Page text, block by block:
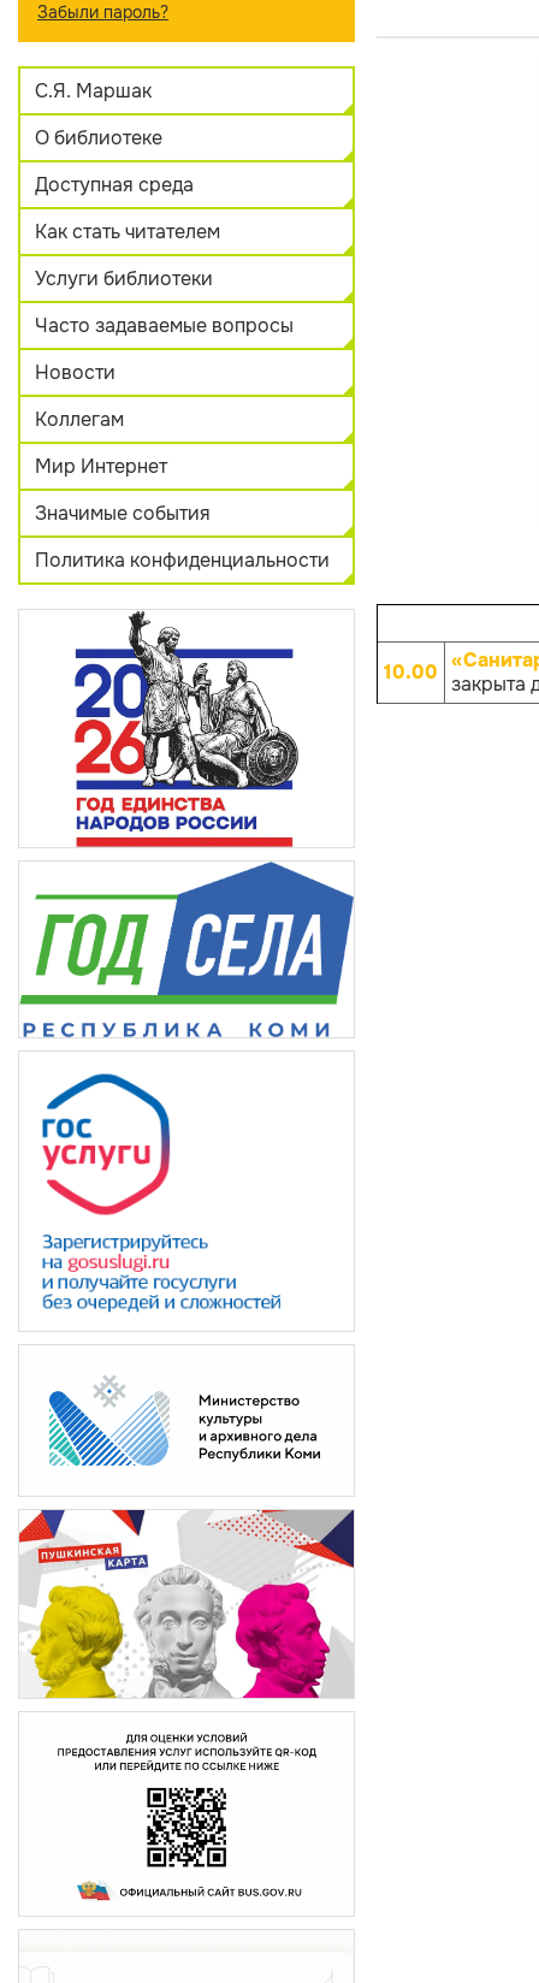
Забыли пароль?
С.Я. Маршак
О библиотеке
Доступная среда
Как стать читателем
Услуги библиотеки
Часто задаваемые вопросы
Новости
Коллегам
Мир Интернет
Значимые события
Политика конфиденциальности
10.00 закрыта